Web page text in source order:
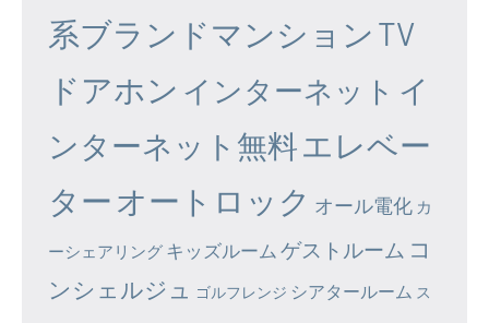
系ブランドマンション TV
ドアホン インターネット イ
ンターネット無料エレベー
ター オートロック オール電化 カ
ーシェアリング キッズルーム ゲストルーム コ
ンシェルジュ
ゴルフレンジ シアタールーム ス